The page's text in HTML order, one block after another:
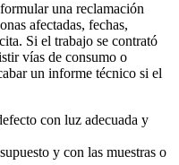
una reclamación
afectadas, fechas,
Si el trabajo se contrató
vías de consumo o
un informe técnico si el
con luz adecuada y
y con las muestras o